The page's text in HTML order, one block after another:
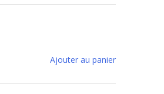
Ajouter au panier